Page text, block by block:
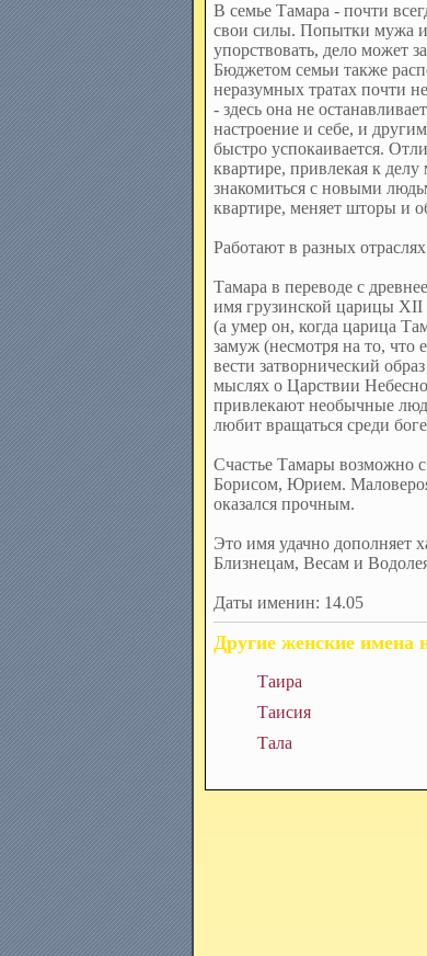
В семье Тамара - почти
свои силы. Попытки мужа
упорствовать, дело может
Бюджетом семьи также
неразумных тратах почти
- здесь она не
настроение и себе, и
быстро успокаивается.
квартире, привлекая к
знакомиться с новыми
квартире, меняет шторы и
Работают в разных
Тамара в переводе с
имя грузинской царицы XII
(а умер он, когда царица
замуж (несмотря на то, что
вести затворнический
мыслях о Царствии
привлекают необычные
любит вращаться среди
Счастье Тамары возможно
Борисом, Юрием.
оказался прочным.
Это имя удачно дополняет
Близнецам, Весам и
Даты именин: 14.05
Другие женские имена
Таира
Таисия
Тала